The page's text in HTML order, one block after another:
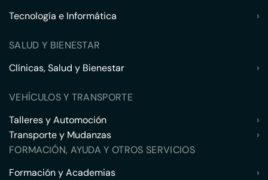
Tecnología e Informática
›
SALUD Y BIENESTAR
Clínicas, Salud y Bienestar
›
VEHÍCULOS Y TRANSPORTE
Talleres y Automoción
›
Transporte y Mudanzas
›
FORMACIÓN, AYUDA Y OTROS SERVICIOS
Formación y Academias
›